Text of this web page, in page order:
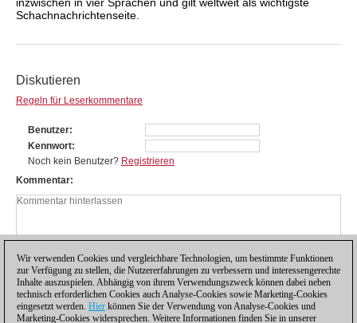
Schachnachrichtenseite.
Diskutieren
Regeln für Leserkommentare
Benutzer
Kennwort
Noch kein Benutzer? Registrieren
Kommentar
Wir verwenden Cookies und vergleichbare Technologien, um bestimmte Funktionen
zur Verfügung zu stellen, die Nutzererfahrungen zu verbessern und interessengerechte
Inhalte auszuspielen. Abhängig von ihrem Verwendungszweck können dabei neben
technisch erforderlichen Cookies auch Analyse-Cookies sowie Marketing-Cookies
eingesetzt werden. Hier können Sie der Verwendung von Analyse-Cookies und
Marketing-Cookies widersprechen. Weitere Informationen finden Sie in unserer